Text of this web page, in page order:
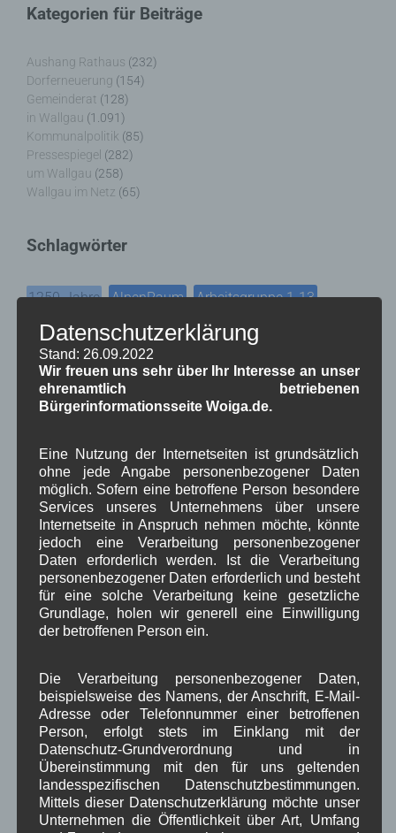
Kategorien für Beiträge
Aushang Rathaus (232)
Dorferneuerung (154)
Gemeinderat (128)
in Wallgau (1.091)
Kommunalpolitik (85)
Pressespiegel (282)
um Wallgau (258)
Wallgau im Netz (65)
Schlagwörter
1250-Jahre ,AlpenRaum ,Arbeitsgruppe 1-13 ,
Arbeitsmarkt ,Asyl , Bauvorhaben
Bildergalerie , Brauchtum ,Corona ,
Dorferneuerung , Dorfleben
Gesundheit Gewerbe ,Haushalt ,
historische Bilder , Infrastruktur , Isarkies ,
Kirche Kunsthandwerk ,Landwirtschaft ,
Musik , Natur und Umwelt ,Ochsenrennen
Schule , Sport Tagespflege , Tourismus ,
TV Umfrage Veranstaltung
Verwaltung , Video ,
Vorstand Dorferneuerung , Woiga.de ,
Zeitung ,Zigarettensteig
Bauernregel im August
Datenschutzerklärung
Stand: 26.09.2022
Wir freuen uns sehr über Ihr Interesse an unser
ehrenamtlich betriebenen
Bürgerinformationsseite Woiga.de.
Eine Nutzung der Internetseiten ist grundsätzlich
ohne jede Angabe personenbezogener Daten
möglich. Sofern eine betroffene Person besondere
Services unseres Unternehmens über unsere
Internetseite in Anspruch nehmen möchte, könnte
jedoch eine Verarbeitung personenbezogener
Daten erforderlich werden. Ist die Verarbeitung
personenbezogener Daten erforderlich und besteht
für eine solche Verarbeitung keine gesetzliche
Grundlage, holen wir generell eine Einwilligung
der betroffenen Person ein.
Die Verarbeitung personenbezogener Daten,
beispielsweise des Namens, der Anschrift, E-Mail-
Adresse oder Telefonnummer einer betroffenen
Person, erfolgt stets im Einklang mit der
Datenschutz-Grundverordnung und in
Übereinstimmung mit den für uns geltenden
landesspezifischen Datenschutzbestimmungen.
Mittels dieser Datenschutzerklärung möchte unser
Unternehmen die Öffentlichkeit über Art, Umfang